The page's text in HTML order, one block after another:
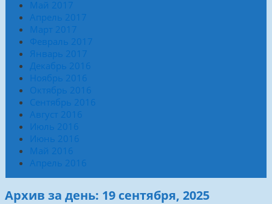
Май 2017
Апрель 2017
Март 2017
Февраль 2017
Январь 2017
Декабрь 2016
Ноябрь 2016
Октябрь 2016
Сентябрь 2016
Август 2016
Июль 2016
Июнь 2016
Май 2016
Апрель 2016
Архив за день: 19 сентября, 2025